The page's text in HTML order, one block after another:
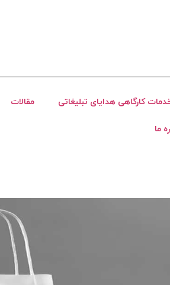
کارگاهی هدایای تبلیغاتی مقالات
ما